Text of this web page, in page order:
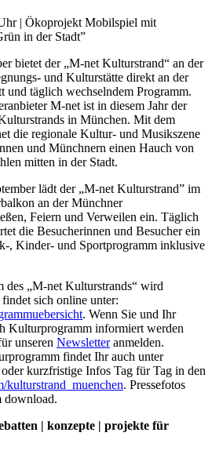
| Ökoprojekt Mobilspiel mit
in der Stadt”
bietet der „M-net Kulturstrand“ an der
und Kulturstätte direkt an der
und täglich wechselndem Programm.
M-net ist in diesem Jahr der
in München. Mit dem
die regionale Kultur- und Musikszene
und Münchnern einen Hauch von
mitten in der Stadt.
lädt der „M-net Kulturstrand” im
an der Münchner
Feiern und Verweilen ein. Täglich
die Besucherinnen und Besucher ein
, Kinder- und Sportprogramm inklusive
des „M-net Kulturstrands“ wird
sich online unter:
. Wenn Sie und Ihr
Kulturprogramm informiert werden
unseren Newsletteranmelden.
findet Ihr auch unter
oder kurzfristige Infos Tag für Tag in den
kulturstrand_muenchen. Pressefotos
download.
| konzepte | projekte für